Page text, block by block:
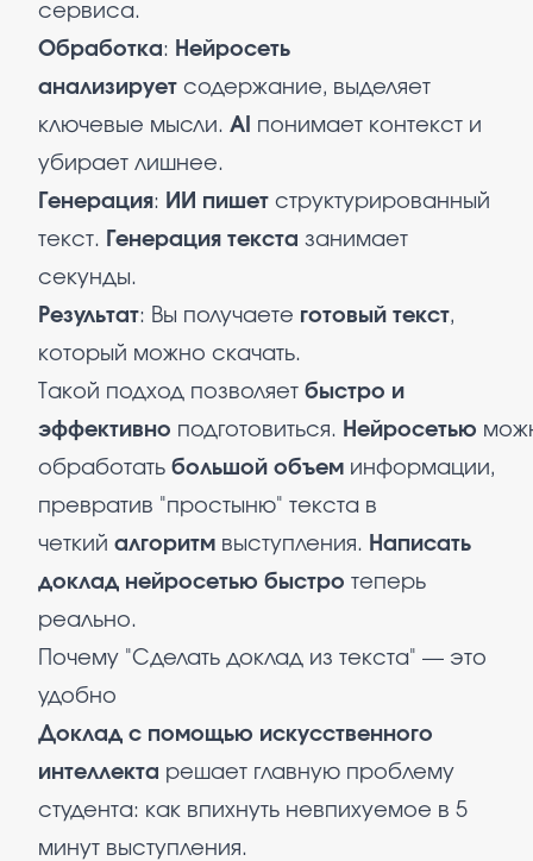
сервиса.​
Обработка: Нейросеть
анализирует содержание, выделяет
ключевые мысли. AI
понимает контекст и
убирает лишнее.​
Генерация: ИИ пишет структурированный
текст. Генерация текста занимает
секунды.​
Результат: Вы получаете готовый текст,
который можно скачать.
Такой подход позволяет быстро и
эффективно подготовиться. Нейросетью
обработать большой объем информации,
превратив "простыню" текста в
четкий алгоритм выступления. Написать
доклад нейросетью быстро теперь
реально.
Почему "Сделать доклад из текста" — это
удобно
Доклад с помощью искусственного
интеллекта решает главную проблему
студента: как впихнуть невпихуемое в 5
минут выступления.